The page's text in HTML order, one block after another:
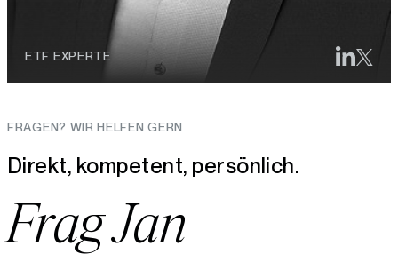
ETF EXPERTE
FRAGEN? WIR HELFEN GERN
Direkt, kompetent, persönlich.
Frag Jan